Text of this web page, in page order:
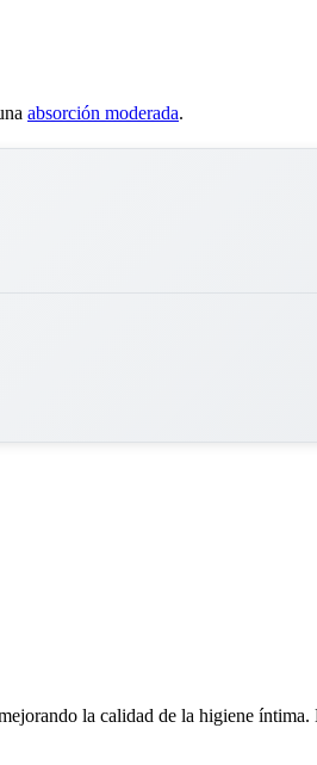
absorción moderada.
la calidad de la higiene íntima.